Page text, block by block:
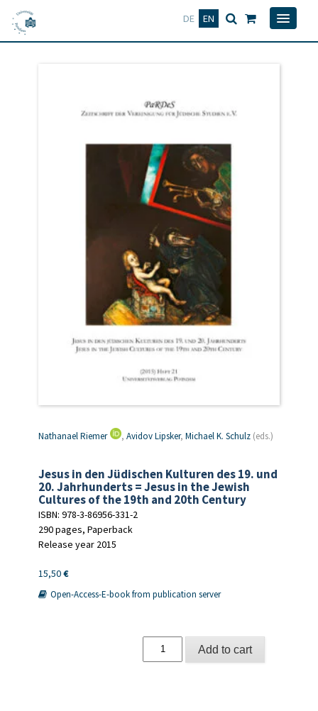
DE EN
Deutsch
Nathanael Riemer , Avidov Lipsker, Michael K. Schulz (eds.)
Jesus in den Jüdischen Kulturen des 19. und
20. Jahrhunderts = Jesus in the Jewish
Cultures of the 19th and 20th Century
ISBN: 978-3-86956-331-2
290 pages, Paperback
Release year 2015
15,50€
Open-Access-E-book from publication server
Add to cart